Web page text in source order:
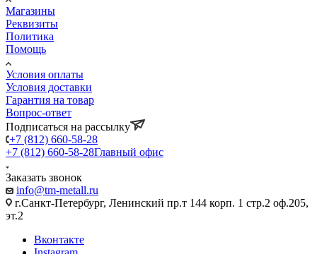
Магазины
Реквизиты
Политика
Помощь
Условия оплаты
Условия доставки
Гарантия на товар
Вопрос-ответ
Подписаться на рассылку
+7 (812) 660-58-28
+7 (812) 660-58-28Главный офис
Заказать звонок
info@tm-metall.ru
г.Санкт-Петербург, Ленинский пр.т 144 корп. 1 стр.2 оф.205,
эт.2
Вконтакте